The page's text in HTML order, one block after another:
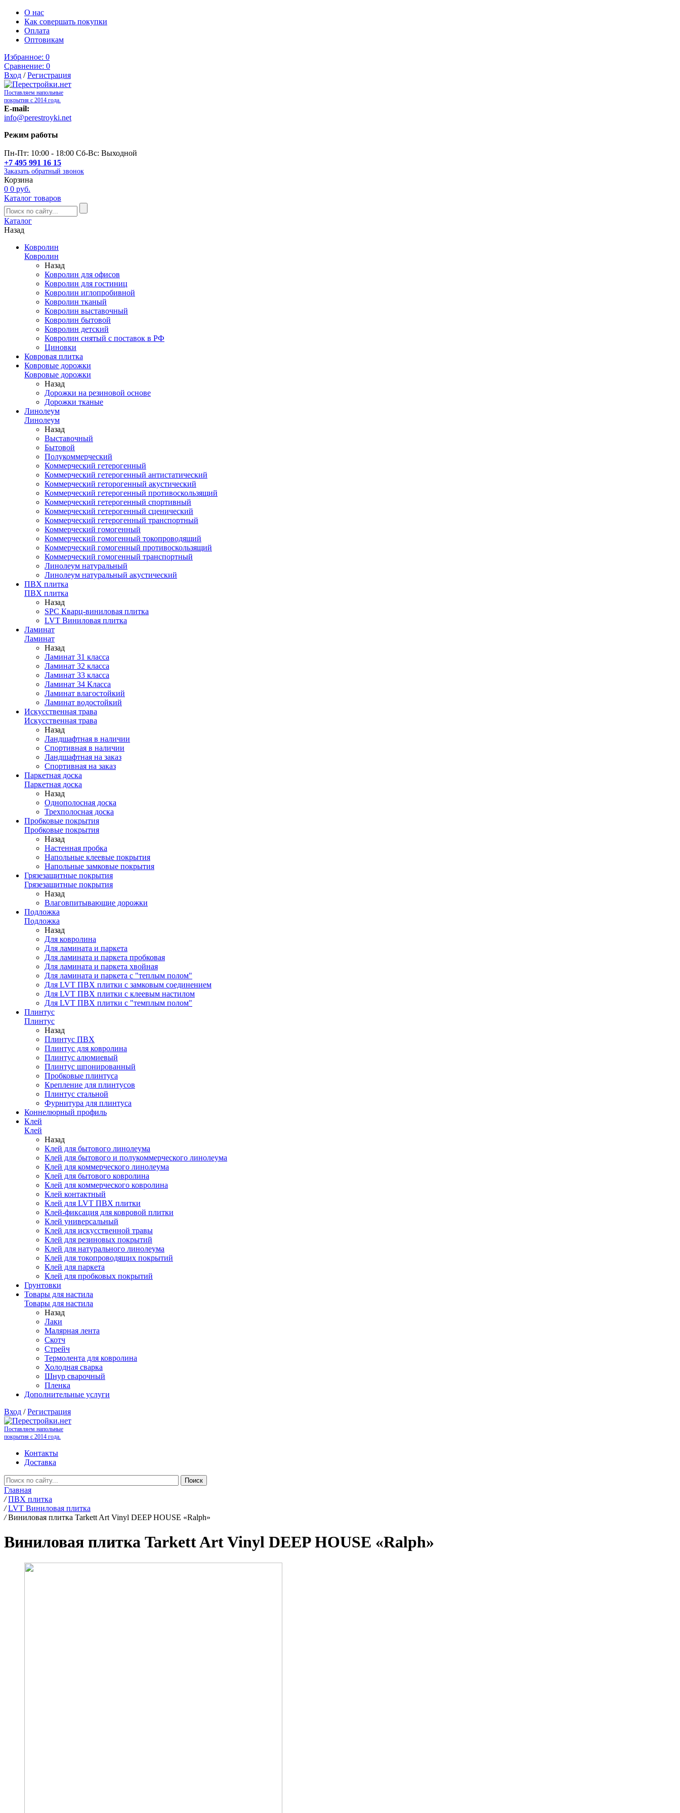
О нас
Как совершать покупки
Оплата
Оптовикам
Избранное: 0
Сравнение: 0
Вход /Регистрация
Поставляем напольные
покрытия с 2014 года.
E-mail:
info@perestroyki.net
Режим работы
Пн-Пт: 10:00 - 18:00 Сб-Вс: Выходной
+7 495 991 16 15
Заказать обратный звонок
Корзина
0 0 руб.
Каталог товаров
Каталог
Назад
Ковролин
Ковролин
Назад
Ковролин для офисов
Ковролин для гостиниц
Ковролин иглопробивной
Ковролин тканый
Ковролин выставочный
Ковролин бытовой
Ковролин детский
Ковролин снятый с поставок в РФ
Циновки
Ковровая плитка
Ковровые дорожки
Ковровые дорожки
Назад
Дорожки на резиновой основе
Дорожки тканые
Линолеум
Линолеум
Назад
Выставочный
Бытовой
Полукоммерческий
Коммерческий гетерогенный
Коммерческий гетерогенный антистатический
Коммерческий геторогенный акустический
Коммерческий гетерогенный противоскользящий
Коммерческий гетерогенный спортивный
Коммерческий гетерогенный сценический
Коммерческий гетерогенный транспортный
Коммерческий гомогенный
Коммерческий гомогенный токопроводящий
Коммерческий гомогенный противоскользящий
Коммерческий гомогенный транспортный
Линолеум натуральный
Линолеум натуральный акустический
ПВХ плитка
ПВХ плитка
Назад
SPC Кварц-виниловая плитка
LVT Виниловая плитка
Ламинат
Ламинат
Назад
Ламинат 31 класса
Ламинат 32 класса
Ламинат 33 класса
Ламинат 34 Класса
Ламинат влагостойкий
Ламинат водостойкий
Искусственная трава
Искусственная трава
Назад
Ландшафтная в наличии
Спортивная в наличии
Ландшафтная на заказ
Спортивная на заказ
Паркетная доска
Паркетная доска
Назад
Однополосная доска
Трехполосная доска
Пробковые покрытия
Пробковые покрытия
Назад
Настенная пробка
Напольные клеевые покрытия
Напольные замковые покрытия
Грязезащитные покрытия
Грязезащитные покрытия
Назад
Влаговпитывающие дорожки
Подложка
Подложка
Назад
Для ковролина
Для ламината и паркета
Для ламината и паркета пробковая
Для ламината и паркета хвойная
Для ламината и паркета с "теплым полом"
Для LVT ПВХ плитки с замковым соединением
Для LVT ПВХ плитки с клеевым настилом
Для LVT ПВХ плитки с "темплым полом"
Плинтус
Плинтус
Назад
Плинтус ПВХ
Плинтус для ковролина
Плинтус алюмиевый
Плинтус шпонированный
Пробковые плинтуса
Крепление для плинтусов
Плинтус стальной
Фурнитура для плинтуса
Коннелюрный профиль
Клей
Клей
Назад
Клей для бытового линолеума
Клей для бытового и полукоммерческого линолеума
Клей для коммерческого линолеума
Клей для бытового ковролина
Клей для коммерческого ковролина
Клей контактный
Клей для LVT ПВХ плитки
Клей-фиксация для ковровой плитки
Клей универсальный
Клей для искусственной травы
Клей для резиновых покрытий
Клей для натурального линолеума
Клей для токопроводящих покрытий
Клей для паркета
Клей для пробковых покрытий
Грунтовки
Товары для настила
Товары для настила
Назад
Лаки
Малярная лента
Скотч
Стрейч
Термолента для ковролина
Холодная сварка
Шнур сварочный
Пленка
Дополнительные услуги
Вход /Регистрация
Поставляем напольные
покрытия с 2014 года.
Контакты
Доставка
Главная
/ ПВХ плитка
/ LVT Виниловая плитка
/ Виниловая плитка Tarkett Art Vinyl DEEP HOUSE «Ralph»
Виниловая плитка Tarkett Art Vinyl DEEP HOUSE «Ralph»